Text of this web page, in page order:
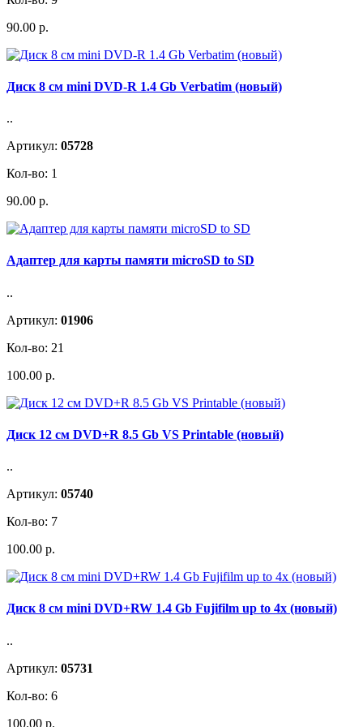
90.00 р.
Диск 8 см mini DVD-R 1.4 Gb Verbatim (новый)
..
Артикул: 05728
Кол-во: 1
90.00 р.
Адаптер для карты памяти microSD to SD
..
Артикул: 01906
Кол-во: 21
100.00 р.
Диск 12 см DVD+R 8.5 Gb VS Printable (новый)
..
Артикул: 05740
Кол-во: 7
100.00 р.
Диск 8 см mini DVD+RW 1.4 Gb Fujifilm up to 4x (новый)
..
Артикул: 05731
Кол-во: 6
100.00 р.